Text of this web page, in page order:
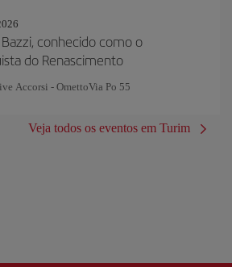
conhecido como o
do Renascimento
Accorsi - OmettoVia Po 55
Veja todos os eventos em Turim